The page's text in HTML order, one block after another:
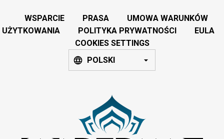
WSPARCIE PRASA
UMOWA WARUNKÓW
UŻYTKOWANIA
POLITYKA PRYWATNOŚCI
EULA
COOKIES SETTINGS
POLSKI